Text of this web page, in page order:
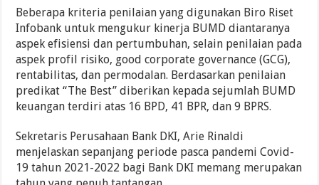
Beberapa kriteria penilaian yang digunakan Biro Riset
Infobank untuk mengukur kinerja BUMD diantaranya
aspek efisiensi dan pertumbuhan, selain penilaian pada
aspek profil risiko, good corporate governance (GCG),
rentabilitas, dan permodalan. Berdasarkan penilaian
predikat “The Best” diberikan kepada sejumlah BUMD
keuangan terdiri atas 16 BPD, 41 BPR, dan 9 BPRS.
Sekretaris Perusahaan Bank DKI, Arie Rinaldi
menjelaskan sepanjang periode pasca pandemi Covid-
19 tahun 2021-2022 bagi Bank DKI memang merupakan